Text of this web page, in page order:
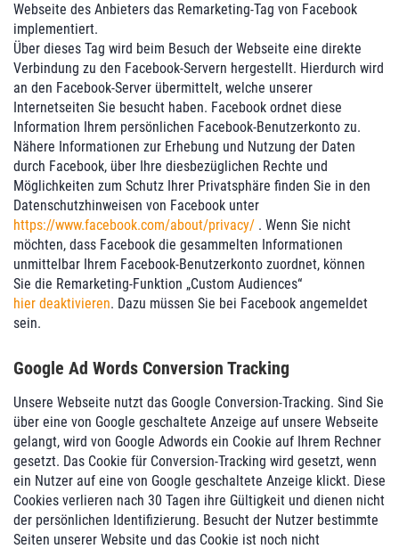
Webseite des Anbieters das Remarketing-Tag von Facebook
implementiert.
Über dieses Tag wird beim Besuch der Webseite eine direkte
Verbindung zu den Facebook-Servern hergestellt. Hierdurch wird
an den Facebook-Server übermittelt, welche unserer
Internetseiten Sie besucht haben. Facebook ordnet diese
Information Ihrem persönlichen Facebook-Benutzerkonto zu.
Nähere Informationen zur Erhebung und Nutzung der Daten
durch Facebook, über Ihre diesbezüglichen Rechte und
Möglichkeiten zum Schutz Ihrer Privatsphäre finden Sie in den
Datenschutzhinweisen von Facebook unter
https://www.facebook.com/about/privacy/ . Wenn Sie nicht
möchten, dass Facebook die gesammelten Informationen
unmittelbar Ihrem Facebook-Benutzerkonto zuordnet, können
Sie die Remarketing-Funktion „Custom Audiences“
hier deaktivieren. Dazu müssen Sie bei Facebook angemeldet
sein.
Google Ad Words Conversion Tracking
Unsere Webseite nutzt das Google Conversion-Tracking. Sind Sie
über eine von Google geschaltete Anzeige auf unsere Webseite
gelangt, wird von Google Adwords ein Cookie auf Ihrem Rechner
gesetzt. Das Cookie für Conversion-Tracking wird gesetzt, wenn
ein Nutzer auf eine von Google geschaltete Anzeige klickt. Diese
Cookies verlieren nach 30 Tagen ihre Gültigkeit und dienen nicht
der persönlichen Identifizierung. Besucht der Nutzer bestimmte
Seiten unserer Website und das Cookie ist noch nicht